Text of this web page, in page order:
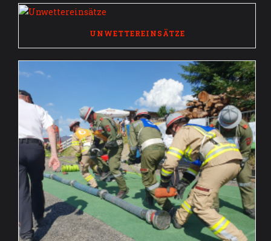
UNWETTEREINSÄTZE